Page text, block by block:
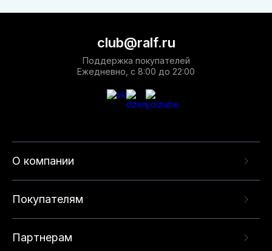
О компании
Покупателям
Партнерам
club@ralf.ru
Поддержка покупателей
Ежедневно, с 8:00 до 22:00